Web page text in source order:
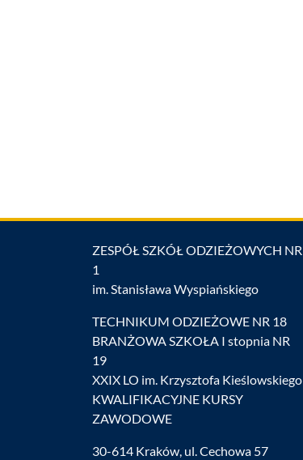
ZESPÓŁ SZKÓŁ ODZIEŻOWYCH NR
1
im. Stanisława Wyspiańskiego
TECHNIKUM ODZIEŻOWE NR 18
BRANŻOWA SZKOŁA I stopnia NR
19
XXIX LO im. Krzysztofa Kieślowskiego
KWALIFIKACYJNE KURSY
ZAWODOWE
30-614 Kraków, ul. Cechowa 57